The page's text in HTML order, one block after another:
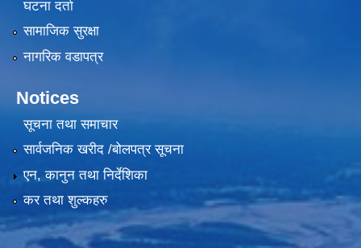
घटना दर्ता
सामाजिक सुरक्षा
नागरिक वडापत्र
Notices
सूचना तथा समाचार
सार्वजनिक खरीद /बोलपत्र सूचना
एन, कानुन तथा निर्देशिका
कर तथा शुल्कहरु